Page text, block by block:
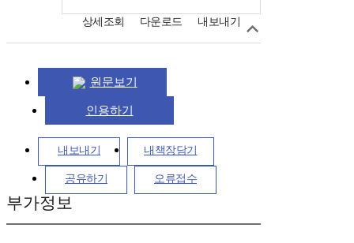
상세조회 다운로드 내보내기
원문보기
인용하기
내보내기 내책장담기
공유하기 오류접수
부가정보